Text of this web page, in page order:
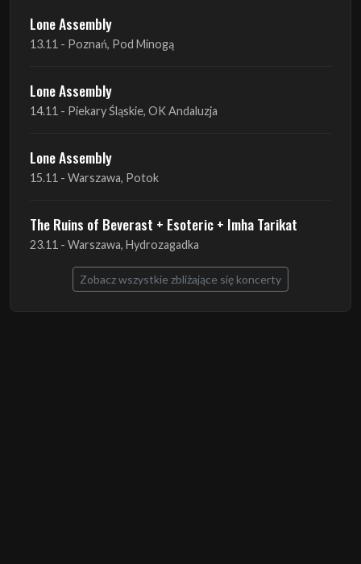
Lone Assembly
13.11 - Poznań, Pod Minogą
Lone Assembly
14.11 - Piekary Śląskie, OK Andaluzja
Lone Assembly
15.11 - Warszawa, Potok
The Ruins of Beverast + Esoteric + Imha Tarikat
23.11 - Warszawa, Hydrozagadka
Zobacz wszystkie zbliżające się koncerty